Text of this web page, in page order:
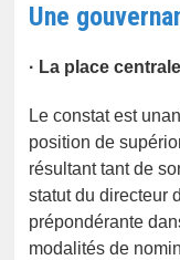
Une
· La place
Le constat est
position de
résultant tant de
statut du directeur
prépondérante
modalités de